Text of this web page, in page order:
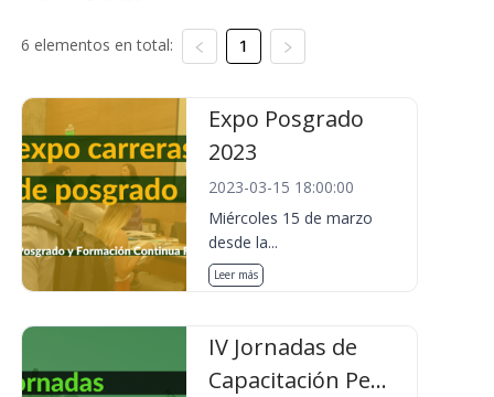
6 elementos en total: 1
Expo Posgrado
2023
2023-03-15 18:00:00
Miércoles 15 de marzo
desde la...
Leer más
IV Jornadas de
Capacitación Pe...